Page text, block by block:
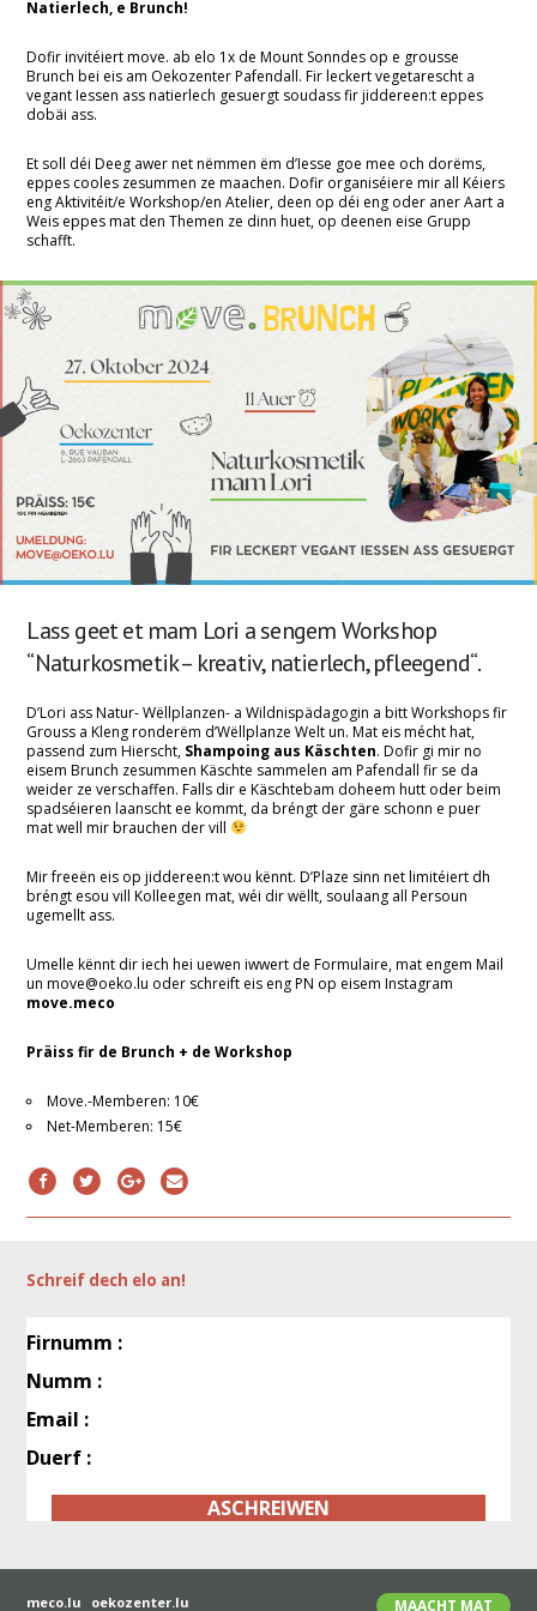
Konsum
Divers
Natierlech, e Brunch!
Dofir invitéiert move. ab elo 1x de Mount Sonndes op e grousse
Brunch bei eis am Oekozenter Pafendall. Fir leckert vegetarescht a
vegant Iessen ass natierlech gesuergt soudass fir jiddereen:t eppes
dobäi ass.
Et soll déi Deeg awer net nëmmen ëm d’Iesse goe mee och dorëms,
eppes cooles zesummen ze maachen. Dofir organiséiere mir all Kéiers
eng Aktivitéit/e Workshop/en Atelier, deen op déi eng oder aner Aart a
Weis eppes mat den Themen ze dinn huet, op deenen eise Grupp
schafft.
Lass geet et mam Lori a sengem Workshop
“Naturkosmetik – kreativ, natierlech, pfleegend“.
D’Lori ass Natur- Wëllplanzen- a Wildnispädagogin a bitt Workshops fir
Grouss a Kleng ronderëm d’Wëllplanze Welt un. Mat eis mécht hat,
passend zum Hierscht, Shampoing aus Käschten. Dofir gi mir no
eisem Brunch zesummen Käschte sammelen am Pafendall fir se da
weider ze verschaffen. Falls dir e Käschtebam doheem hutt oder beim
spadséieren laanscht ee kommt, da bréngt der gäre schonn e puer
mat well mir brauchen der vill
Mir freeën eis op jiddereen:t wou kënnt. D’Plaze sinn net limitéiert dh
bréngt esou vill Kolleegen mat, wéi dir wëllt, soulaang all Persoun
ugemellt ass.
Umelle kënnt dir iech hei uewen iwwert de Formulaire, mat engem Mail
un move@oeko.lu oder schreift eis eng PN op eisem Instagram
move.meco
Präiss fir de Brunch + de Workshop
Move.-Memberen: 10€
Net-Memberen: 15€
Schreif dech elo an!
meco.lu oekozenter.lu MAACHT MAT